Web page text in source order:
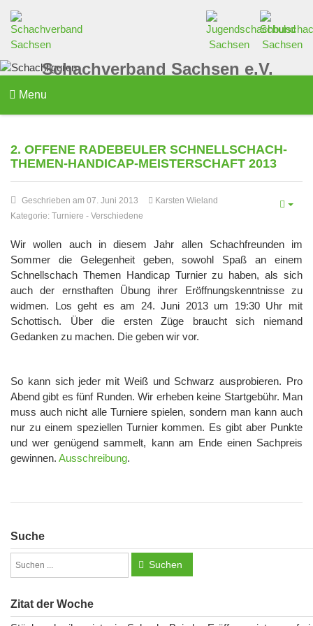
Schachverband Sachsen e.V.
Menu
2. OFFENE RADEBEULER SCHNELLSCHACH-
THEMEN-HANDICAP-MEISTERSCHAFT 2013
Geschrieben am 07. Juni 2013
Karsten Wieland
Kategorie: Turniere - Verschiedene
Wir wollen auch in diesem Jahr allen Schachfreunden im
Sommer die Gelegenheit geben, sowohl Spaß an einem
Schnellschach Themen Handicap Turnier zu haben, als sich
auch der ernsthaften Übung ihrer Eröffnungskenntnisse zu
widmen. Los geht es am 24. Juni 2013 um 19:30 Uhr mit
Schottisch. Über die ersten Züge braucht sich niemand
Gedanken zu machen. Die geben wir vor.
So kann sich jeder mit Weiß und Schwarz ausprobieren. Pro
Abend gibt es fünf Runden. Wir erheben keine Startgebühr. Man
muss auch nicht alle Turniere spielen, sondern man kann auch
nur zu einem speziellen Turnier kommen. Es gibt aber Punkte
und wer genügend sammelt, kann am Ende einen Sachpreis
gewinnen. Ausschreibung.
Suche
Suchen
Zitat der Woche